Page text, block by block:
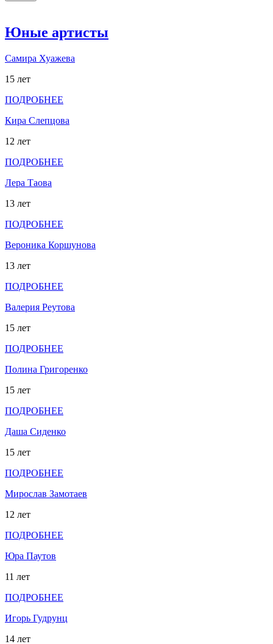
Юные артисты
Самира Хуажева
15 лет
ПОДРОБНЕЕ
Кира Слепцова
12 лет
ПОДРОБНЕЕ
Лера Таова
13 лет
ПОДРОБНЕЕ
Вероника Коршунова
13 лет
ПОДРОБНЕЕ
Валерия Реутова
15 лет
ПОДРОБНЕЕ
Полина Григоренко
15 лет
ПОДРОБНЕЕ
Даша Сиденко
15 лет
ПОДРОБНЕЕ
Мирослав Замотаев
12 лет
ПОДРОБНЕЕ
Юра Паутов
11 лет
ПОДРОБНЕЕ
Игорь Гудрунц
14 лет